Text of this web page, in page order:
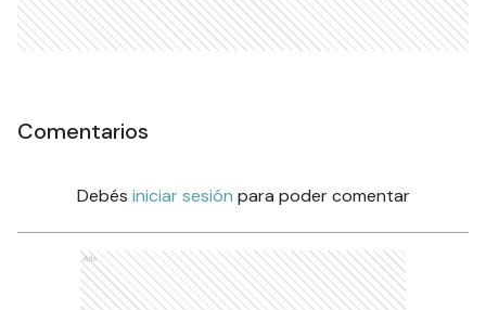
Comentarios
Debés iniciar sesión para poder comentar
Ads